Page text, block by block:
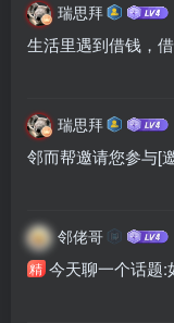
瑞思拜
生活里遇到借钱，
瑞思拜
邻而帮邀请您参与[
邻佬哥
精 今天聊一个话题: